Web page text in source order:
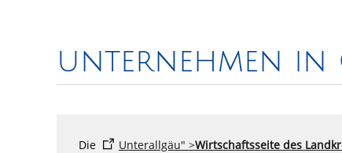
unternehmen in
Die Unterallgäu" >Wirtschaftsseite des